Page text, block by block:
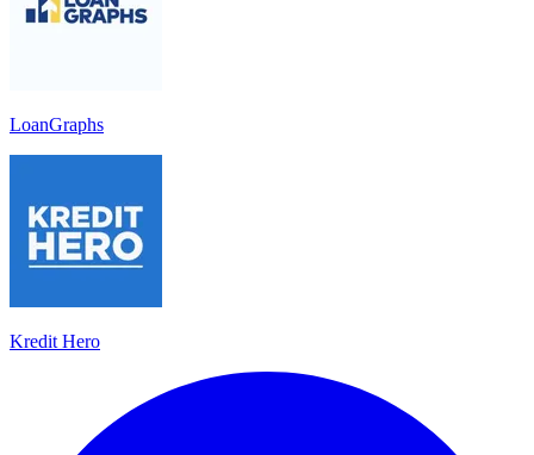
LoanGraphs
Kredit Hero